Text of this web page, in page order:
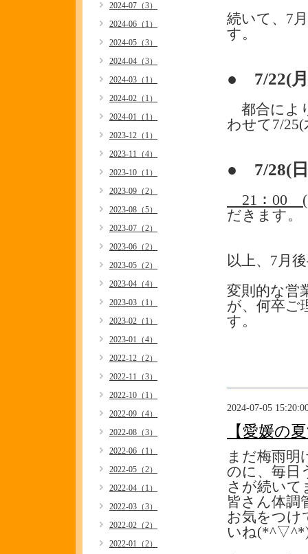
続いて、7
す。
● 7/22(
都合によ
わせて7/
● 7/28(
21：00 (
だきます。
以上、7月
変則的な営
が、何卒ご
す。
2024-07-05
【愛媛の
まだ梅雨明
のに、毎日
さが続いて
皆さん体調
お気をつけ
いね
2024-07（3）
2024-06（1）
2024-05（3）
2024-04（3）
2024-03（1）
2024-02（1）
2024-01（1）
2023-12（1）
2023-11（4）
2023-10（1）
2023-09（2）
2023-08（5）
2023-07（2）
2023-06（2）
2023-05（2）
2023-04（4）
2023-03（1）
2023-02（1）
2023-01（4）
2022-12（2）
2022-11（3）
2022-10（1）
2022-09（4）
2022-08（3）
2022-06（1）
2022-05（2）
2022-04（1）
2022-03（3）
2022-02（2）
2022-01（2）